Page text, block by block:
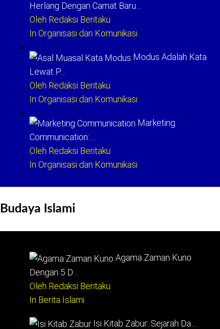
Herlang Dengan Camat Baru…
Oleh Redaksi Beritaku
In Organisasi dan Komunikasi
Modus Adalah Kata
Lewat P…
Oleh Redaksi Beritaku
In Organisasi dan Komunikasi
Marketing
Communication: …
Oleh Redaksi Beritaku
In Organisasi dan Komunikasi
Budaya Islami
Agama Zaman Kuno
Dengan 5 D…
Oleh Redaksi Beritaku
In Berita Islami
Isi Kitab Zabur: Sejarah Da…